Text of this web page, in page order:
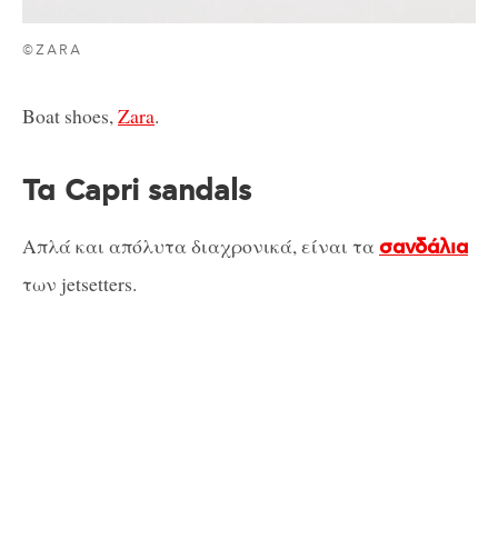
©ZARA
Boat shoes,Zara.
Τα Capri sandals
Απλά και απόλυτα διαχρονικά, είναι τασανδάλια
των jetsetters.